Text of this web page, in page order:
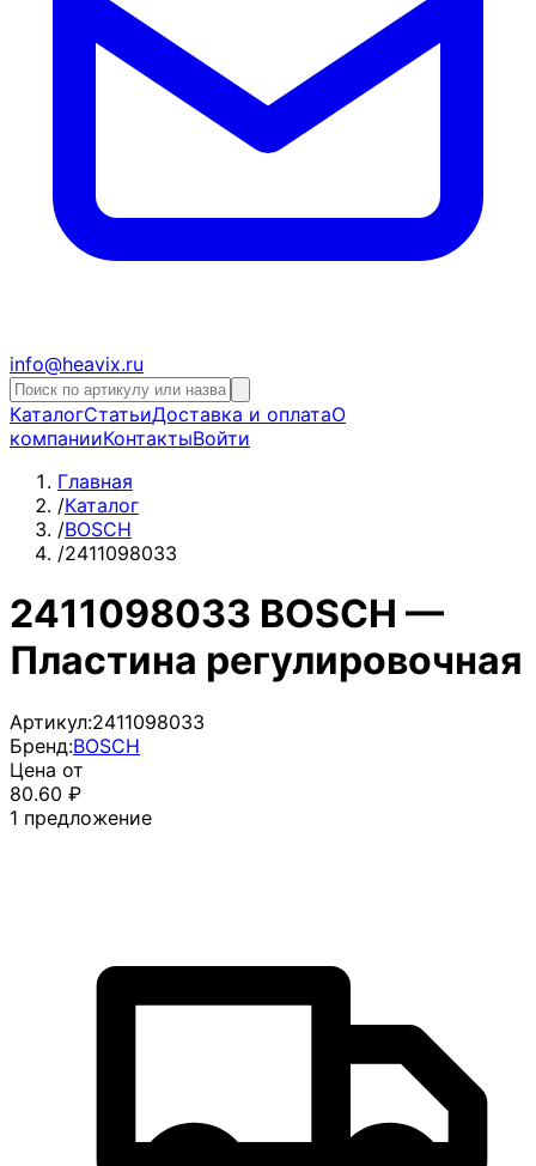
info@heavix.ru
КаталогСтатьиДоставка и оплатаО
компанииКонтактыВойти
Главная
/Каталог
/BOSCH
/2411098033
2411098033 BOSCH —
Пластина регулировочная
Артикул:2411098033
Бренд:BOSCH
Цена от
80.60 ₽
1 предложение